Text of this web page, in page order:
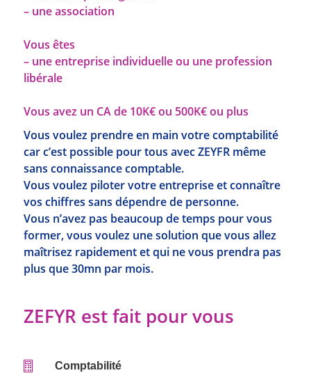
– une association
Vous êtes
– une entreprise individuelle ou une profession
libérale
Vous avez un CA de 10K€ ou 500K€ ou plus
Vous voulez prendre en main votre comptabilité
car c’est possible pour tous avec ZEYFR même
sans connaissance comptable.
Vous voulez piloter votre entreprise et connaître
vos chiffres sans dépendre de personne.
Vous n’avez pas beaucoup de temps pour vous
former, vous voulez une solution que vous allez
maîtrisez rapidement et qui ne vous prendra pas
plus que 30mn par mois.
ZEFYR est fait pour vous
 Comptabilité